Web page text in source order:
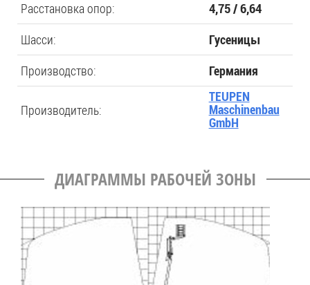
Расстановка опор: 4,75 / 6,64
Шасси: Гусеницы
Производство: Германия
Производитель:
TEUPEN
Maschinenbau
GmbH
ДИАГРАММЫ РАБОЧЕЙ ЗОНЫ